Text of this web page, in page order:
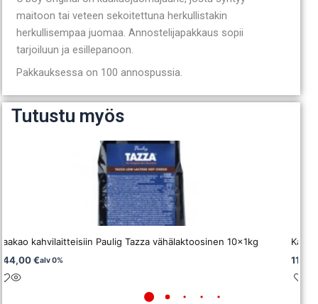
maitoon tai veteen sekoitettuna herkullistakin
herkullisempaa juomaa. Annostelijapakkaus sopii
tarjoiluun ja esillepanoon.
Pakkauksessa on 100 annospussia.
Tutustu myös
kahvilaitteisiin Paulig Tazza vähälaktoosinen 10x1kg
€alv 0%